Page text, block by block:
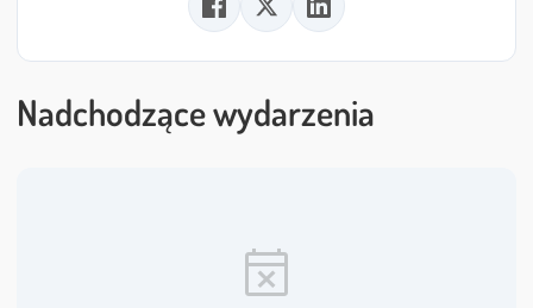
Nadchodzące wydarzenia
event_busy